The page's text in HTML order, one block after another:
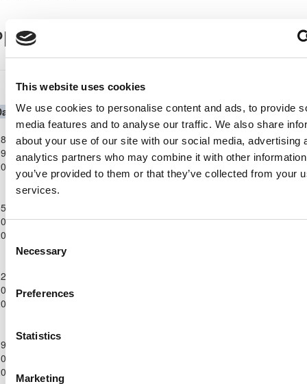
This website uses cookies
We use cookies to personalise content and ads, to provide
media features and to analyse our traffic. We also share
about your use of our site with our social media, advertising
analytics partners who may combine it with other
you’ve provided to them or that they’ve collected from your
services.
Consent
Selection
Necessary
Preferences
Statistics
Marketing
Record
Παγκύπριο Πρωτάθλημα Γ΄ Κατηγορίας 2024/
Competition Home TeamH AAway Team MinutesIn
Παγκύπριο
Πρωτάθλημα
Γ΄
Κατηγορίας
2024/25
ΚΕΔΡΟΣ ΑΓΙΑΣ
ΜΑΡΙΝΑΣ
ΣΚΥΛΛΟΥΡΑΣ
3 1 ΑΣΠΙΣ ΠΥΛΑΣ 100'
Παγκύπριο
Γ΄
2024/25
1 0ΜΑΡΙΝΑΣ
93'
Γ΄
Παγκύπριο
Πρωτάθλημα
Κατηγορίας